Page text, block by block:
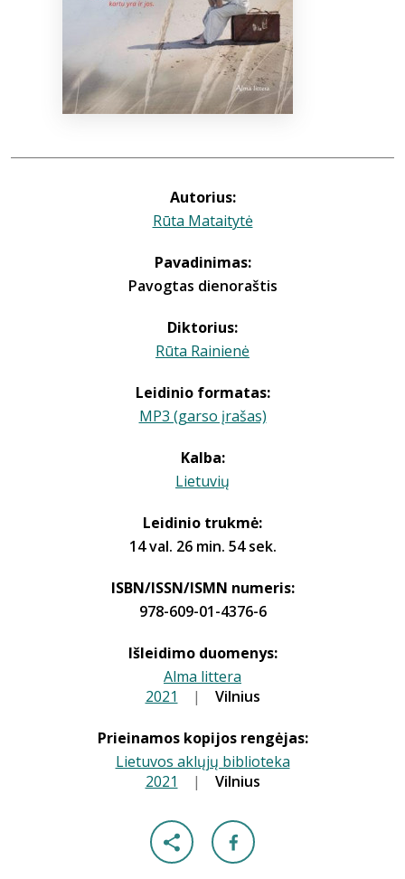
Autorius:
Rūta Mataitytė
Pavadinimas:
Pavogtas dienoraštis
Diktorius:
Rūta Rainienė
Leidinio formatas:
MP3 (garso įrašas)
Kalba:
Lietuvių
Leidinio trukmė:
14 val. 26 min. 54 sek.
ISBN/ISSN/ISMN numeris:
978-609-01-4376-6
Išleidimo duomenys:
Alma littera
2021 | Vilnius
Prieinamos kopijos rengėjas:
Lietuvos aklųjų biblioteka
2021 | Vilnius